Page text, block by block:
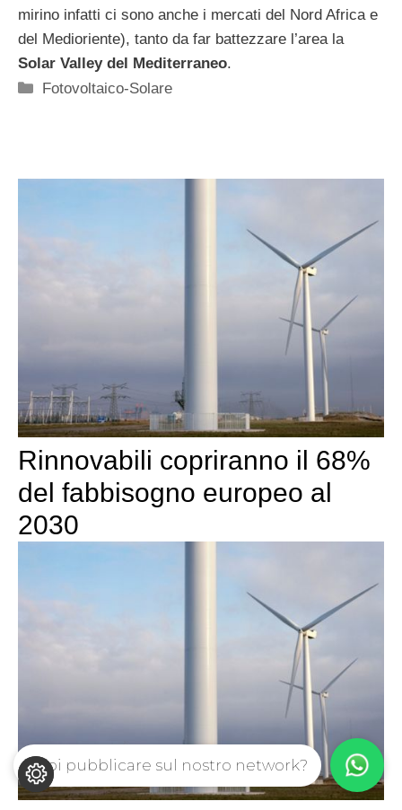
mirino infatti ci sono anche i mercati del Nord Africa e
del Medioriente), tanto da far battezzare l’area la
Solar Valley del Mediterraneo.
Categorie
Fotovoltaico-Solare
Rinnovabili copriranno il 68%
del fabbisogno europeo al
2030
Vuoi pubblicare sul nostro network?